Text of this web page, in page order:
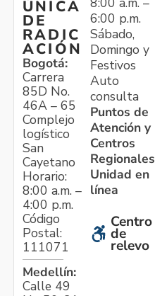
ÚNICA
DE
RADIC
ACIÓN
Bogotá:
Carrera
85D No.
46A – 65
Complejo
logístico
San
Cayetano
Horario:
8:00 a.m. –
4:00 p.m.
Código
Postal:
111071
Medellín:
Calle 49
6:00 p.m.
Sábado,
Domingo y
Festivos
Auto
consulta
Puntos de
Atención y
Centros
Regionales
Unidad en
línea
Centro
de
relevo